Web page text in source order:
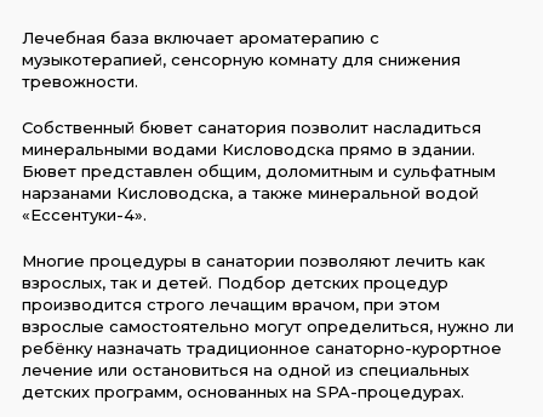
Лечебная база включает ароматерапию с
музыкотерапией, сенсорную комнату для снижения
тревожности.
Собственный бювет санатория позволит насладиться
минеральными водами Кисловодска прямо в здании.
Бювет представлен общим, доломитным и сульфатным
нарзанами Кисловодска, а также минеральной водой
«Ессентуки-4».
Многие процедуры в санатории позволяют лечить как
взрослых, так и детей. Подбор детских процедур
производится строго лечащим врачом, при этом
взрослые самостоятельно могут определиться, нужно ли
ребёнку назначать традиционное санаторно-курортное
лечение или остановиться на одной из специальных
детских программ, основанных на SPA-процедурах.